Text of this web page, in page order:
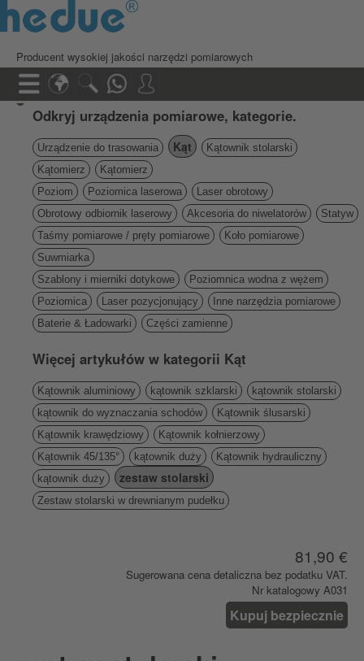
Producent wysokiej jakości narzędzi pomiarowych
Odkryj urządzenia pomiarowe, kategorie.
Urządzenie do trasowania Kąt
Kątownik stolarski
Kątomierz
Kątomierz
Poziom
Poziomica laserowa
Laser obrotowy
Obrotowy odbiornik laserowy
Akcesoria do niwelatorów
Statyw
Taśmy pomiarowe / pręty pomiarowe
Koło pomiarowe
Suwmiarka
Szablony i mierniki dotykowe
Poziomnica wodna z wężem
Poziomica
Laser pozycjonujący
Inne narzędzia pomiarowe
Baterie & Ładowarki
Części zamienne
Więcej artykułów w kategorii Kąt
Kątownik aluminiowy kątownik szklarski
kątownik stolarski
kątownik do wyznaczania schodów
Kątownik ślusarski
Kątownik krawędziowy
Kątownik kołnierzowy
Kątownik 45/135°
kątownik duży
Kątownik hydrauliczny
kątownik duży
zestaw stolarski
Zestaw stolarski w drewnianym pudełku
81,90 €
Sugerowana cena detaliczna bez podatku VAT.
Nr katalogowy A031
Kupuj bezpiecznie